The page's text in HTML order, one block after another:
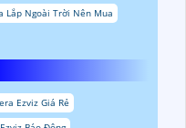
Lắp Ngoài Trời Nên Mua
Ezviz Giá Rẻ